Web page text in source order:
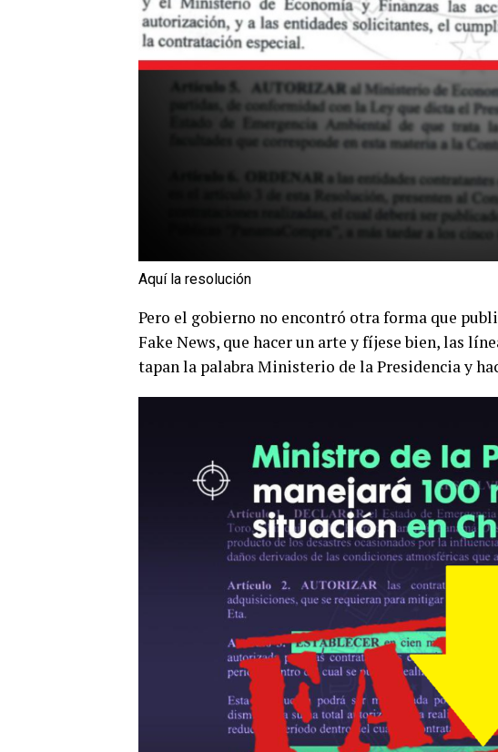
Aquí la resolución
Pero el gobierno no encontró otra forma que
Fake News, que hacer un arte y fíjese bien, las
tapan la palabra Ministerio de la Presidencia y